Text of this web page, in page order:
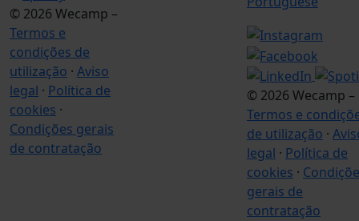
© 2026 Wecamp –
Termos e
condições de
utilização · Aviso
legal · Política de
cookies ·
Condições gerais
de contratação
© 2026 Wecamp –
Termos e
de utilização ·
legal · Política de
cookies ·
gerais de
contratação